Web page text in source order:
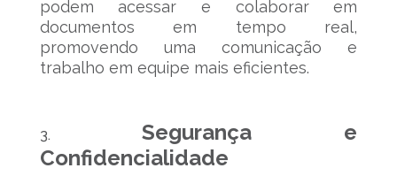
podem acessar e colaborar em
documentos em tempo real,
promovendo uma comunicação e
trabalho em equipe mais eficientes.
Segurança e
Confidencialidade